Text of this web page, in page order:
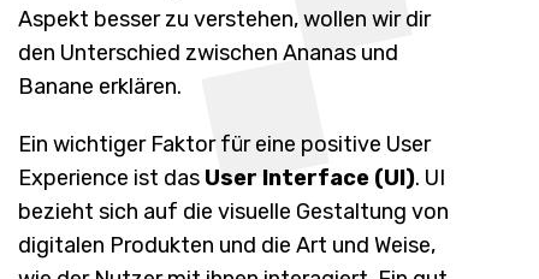
Aspekt besser zu verstehen, wollen wir dir
den Unterschied zwischen Ananas und
Banane erklären.
Ein wichtiger Faktor für eine positive User
Experience ist das User Interface (UI). UI
bezieht sich auf die visuelle Gestaltung von
digitalen Produkten und die Art und Weise,